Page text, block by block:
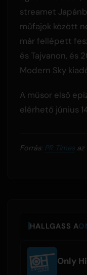
streamet
műfajok között
már fellépett
és Tajvanon, és
Modern Sky
A műsor első
elérhető június
Forrás: PR Timesaz
HALLGASS A
Only